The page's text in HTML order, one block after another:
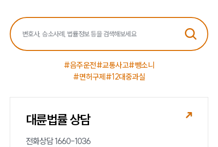
#음주운전#교통사고#뺑소니
#면허구제 #12대중과실
대륜법률 상담
전화상담 1660-1036